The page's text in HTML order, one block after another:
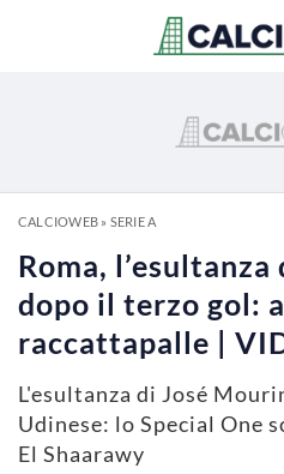
CALCIOWEB» SERIE A
Roma,
dopo il terzo gol:
raccattapalle |
L'esultanza di José
Udinese: lo Special One
El Shaarawy